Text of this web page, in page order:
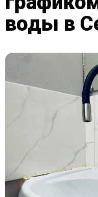
воды в